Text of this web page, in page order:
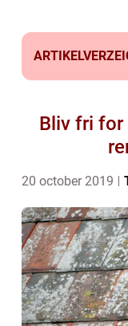
Bliv fri for
20 october 2019